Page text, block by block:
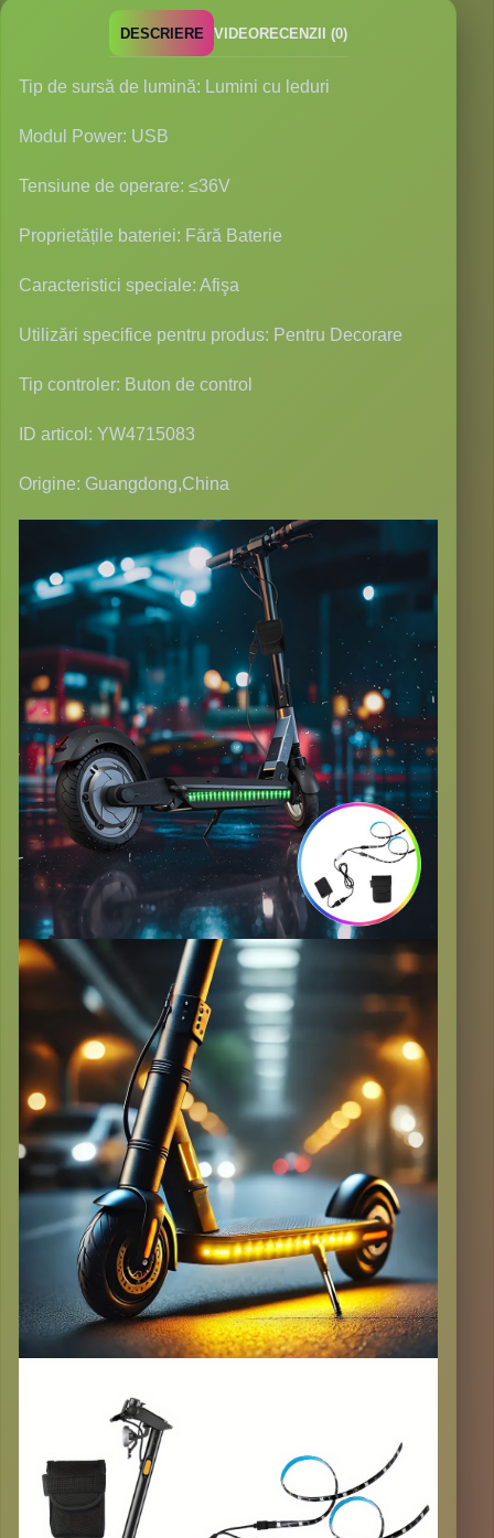
DESCRIERE VIDEORECENZII (0)
Tip de sursă de lumină: Lumini cu leduri
Modul Power: USB
Tensiune de operare: ≤36V
Proprietățile bateriei: Fără Baterie
Caracteristici speciale: Afişa
Utilizări specifice pentru produs: Pentru Decorare
Tip controler: Buton de control
ID articol: YW4715083
Origine: Guangdong,China